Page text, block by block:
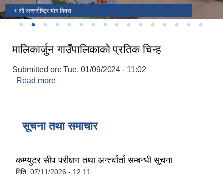
९ औ अन्तर्राष्ट्रि योग दिवस
मालिकार्जुन गाउँपालिका गाउँ सभाको आठौं अधिवेशन सम्पन्न ।
मालिकार्जुन गाउँपालिकाकको आ.व. २०७८।०७९ को वार्षिक समिक्षा
९ औ अन्तर्राष्ट्रि योग दिवस
केन्द्रको उद्घाटन।
समुद्घाटन समारोह ।
मालिकार्जुन गाउँपालिकाको प्रतिक चिन्ह
Submitted on: Tue, 01/09/2024 - 11:02
Read more
सूचना तथा समाचार
कम्प्युटर सीप परीक्षण तथा अन्तर्वार्ता सम्बन्धी सूचना
मिति: 07/11/2026 - 12:11